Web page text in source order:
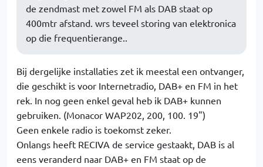
de zendmast met zowel FM als DAB staat op
400mtr afstand. wrs teveel storing van elektronica
op die frequentierange..
Bij dergelijke installaties zet ik meestal een ontvanger,
die geschikt is voor Internetradio, DAB+ en FM in het
rek. In nog geen enkel geval heb ik DAB+ kunnen
gebruiken. (Monacor WAP202, 200, 100. 19")
Geen enkele radio is toekomst zeker.
Onlangs heeft RECIVA de service gestaakt, DAB is al
eens veranderd naar DAB+ en FM staat op de